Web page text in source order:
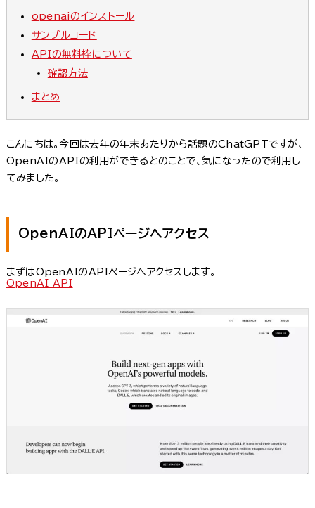
openaiのインストール
サンプルコード
APIの無料枠について
確認方法
まとめ
こんにちは。今回は去年の年末あたりから話題のChatGPTですが、
OpenAIのAPIの利用ができるとのことで、気になったので利用し
てみました。
OpenAIのAPIページへアクセス
まずはOpenAIのAPIページへアクセスします。
OpenAI API